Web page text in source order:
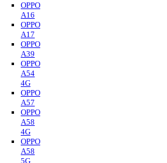
OPPO
A16
OPPO
A17
OPPO
A39
OPPO
A54
4G
OPPO
A57
OPPO
A58
4G
OPPO
A58
5G